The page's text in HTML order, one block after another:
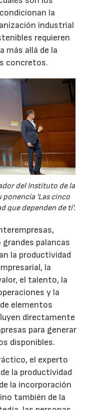
la
industrial
requieren
más allá de la
concretos.
del Instituto de la
'Las cinco
que dependen de ti'.
palancas
la productividad
la
el talento, la
y la
elementos
directamente
para generar
disponibles.
el experto
la productividad
la incorporación
también de la